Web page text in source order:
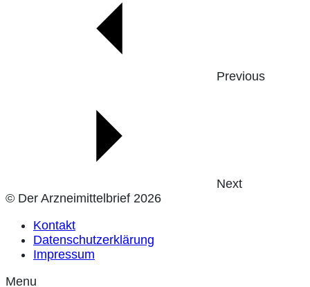
Previous
Next
© Der Arzneimittelbrief 2026
Kontakt
Datenschutzerklärung
Impressum
Menu